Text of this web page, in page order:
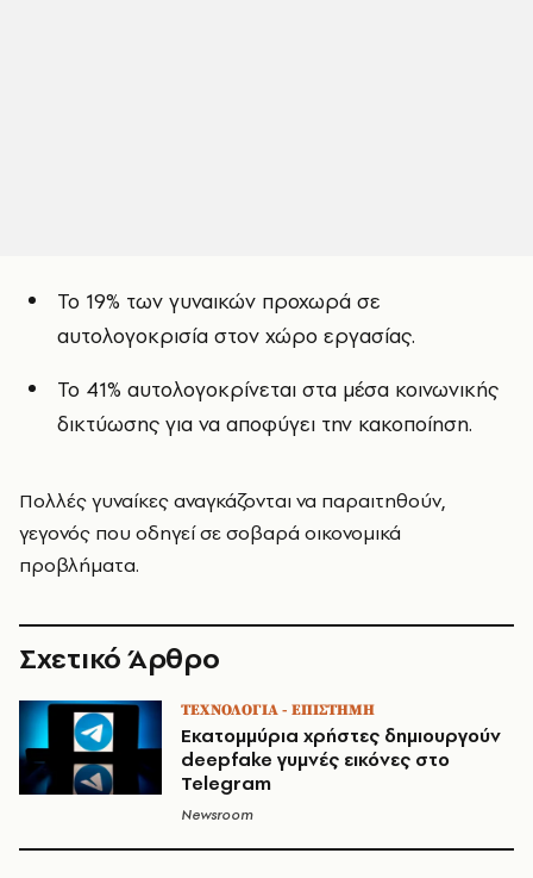
Το 19% των γυναικών προχωρά σε
αυτολογοκρισία στον χώρο εργασίας.
Το 41% αυτολογοκρίνεται στα μέσα κοινωνικής
δικτύωσης για να αποφύγει την κακοποίηση.
Πολλές γυναίκες αναγκάζονται να παραιτηθούν,
γεγονός που οδηγεί σε σοβαρά οικονομικά
προβλήματα.
Σχετικό Άρθρο
ΤΕΧΝΟΛΟΓΙΑ - ΕΠΙΣΤΗΜΗ
Εκατομμύρια χρήστες δημιουργούν
deepfake γυμνές εικόνες στο
Telegram
Newsroom